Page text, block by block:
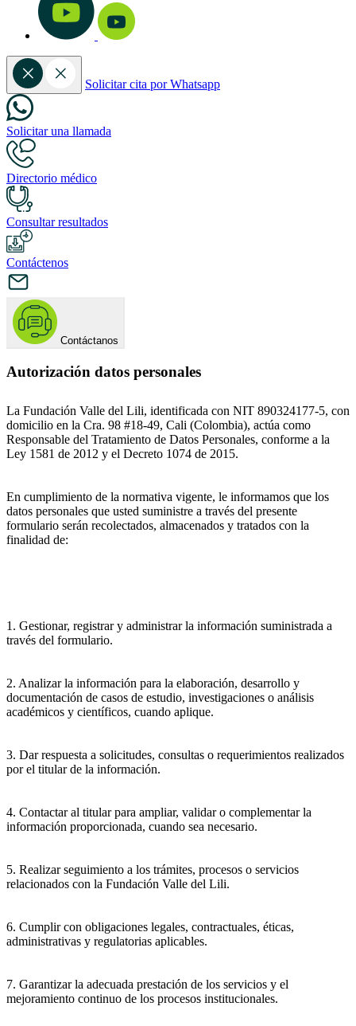
Solicitar cita por Whatsapp
Solicitar una llamada
Directorio médico
Consultar resultados
Contáctenos
Contáctanos
Autorización datos personales
La Fundación Valle del Lili, identificada con NIT 890324177-5, con
domicilio en la Cra. 98 #18-49, Cali (Colombia), actúa como
Responsable del Tratamiento de Datos Personales, conforme a la
Ley 1581 de 2012 y el Decreto 1074 de 2015.
En cumplimiento de la normativa vigente, le informamos que los
datos personales que usted suministre a través del presente
formulario serán recolectados, almacenados y tratados con la
finalidad de:
1. Gestionar, registrar y administrar la información suministrada a
través del formulario.
2. Analizar la información para la elaboración, desarrollo y
documentación de casos de estudio, investigaciones o análisis
académicos y científicos, cuando aplique.
3. Dar respuesta a solicitudes, consultas o requerimientos realizados
por el titular de la información.
4. Contactar al titular para ampliar, validar o complementar la
información proporcionada, cuando sea necesario.
5. Realizar seguimiento a los trámites, procesos o servicios
relacionados con la Fundación Valle del Lili.
6. Cumplir con obligaciones legales, contractuales, éticas,
administrativas y regulatorias aplicables.
7. Garantizar la adecuada prestación de los servicios y el
mejoramiento continuo de los procesos institucionales.